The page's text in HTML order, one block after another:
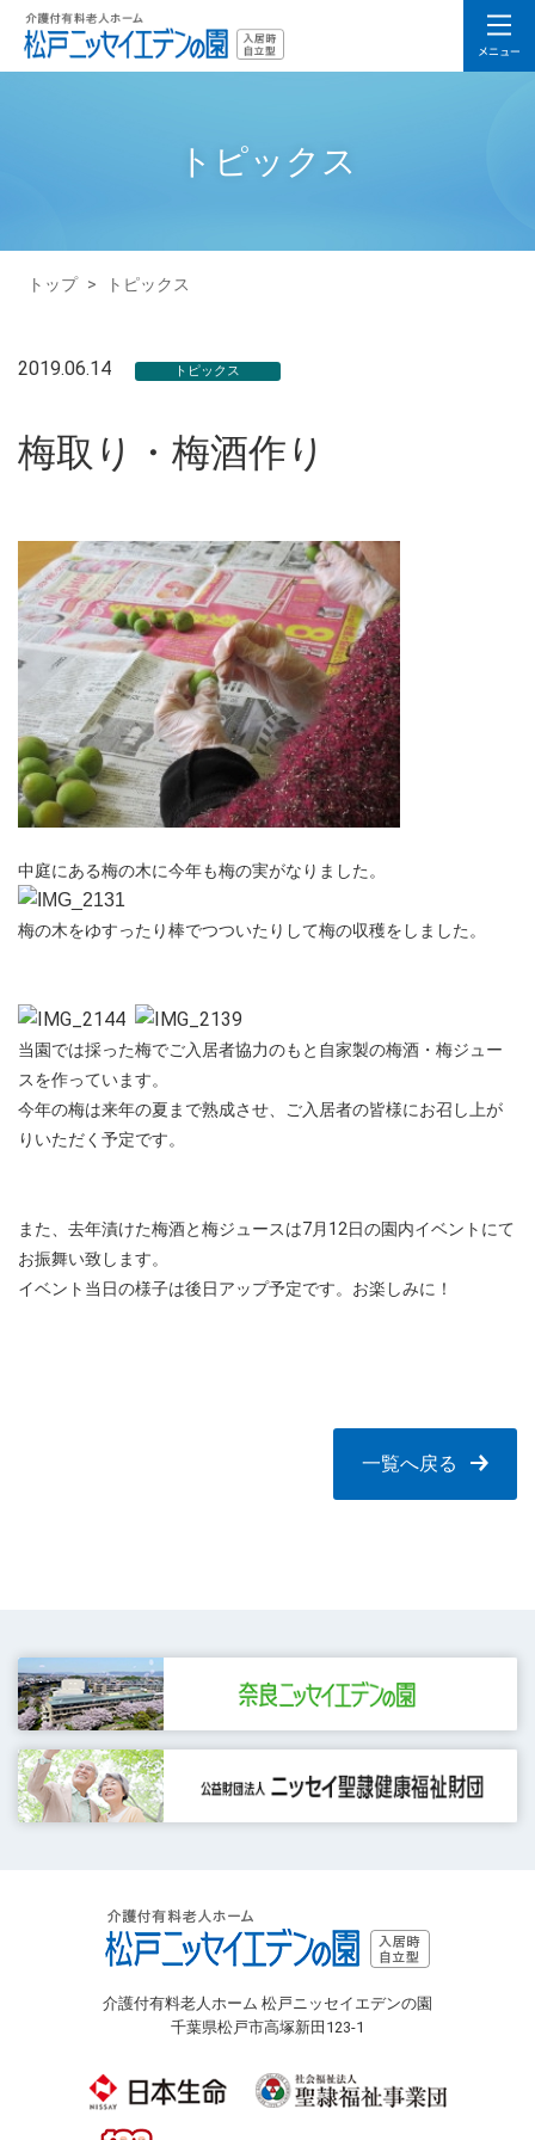
トピックス
トップ > トピックス
2019.06.14 トピックス
梅取り・梅酒作り
中庭にある梅の木に今年も梅の実がなりました。
梅の木をゆすったり棒でつついたりして梅の収穫をしました。
当園では採った梅でご入居者協力のもと自家製の梅酒・梅ジュー
スを作っています。
今年の梅は来年の夏まで熟成させ、ご入居者の皆様にお召し上が
りいただく予定です。
また、去年漬けた梅酒と梅ジュースは7月12日の園内イベントにて
お振舞い致します。
イベント当日の様子は後日アップ予定です。お楽しみに！
一覧へ戻る
介護付有料老人ホーム 松戸ニッセイエデンの園
千葉県松戸市高塚新田123-1